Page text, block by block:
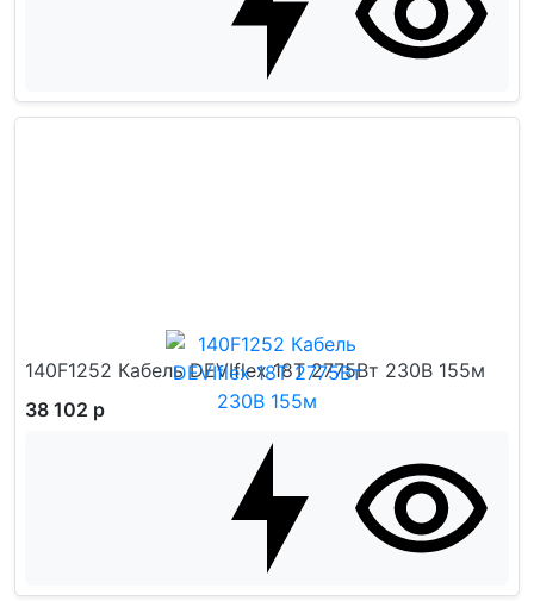
140F1252 Кабель DEVIflex 18T 2775Вт 230В 155м
38 102 р